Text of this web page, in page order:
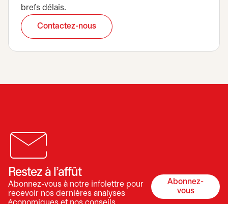
brefs délais.
Contactez-nouss’ouvre dans un nouvel onglet
Restez à l’affût
Abonnez-vous à notre infolettre pour
recevoir nos dernières analyses
Abonnez-
vous
s’ouvre